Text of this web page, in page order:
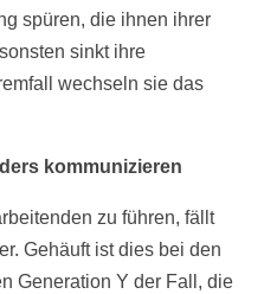
spüren, die ihnen ihrer
sinkt ihre
wechseln sie das
kommunizieren
zu führen, fällt
Gehäuft ist dies bei den
Generation Y der Fall, die